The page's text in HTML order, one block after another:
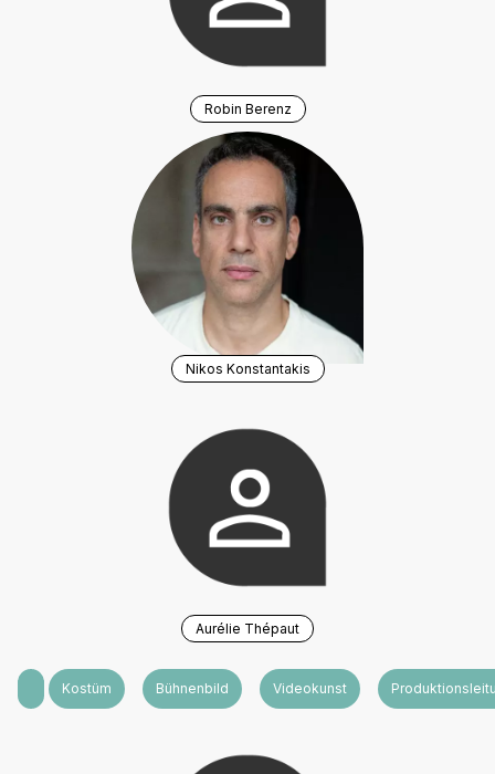
Robin Berenz
Nikos Konstantakis
Aurélie Thépaut
Livemusik
Kostüm Bühnenbild Videokunst